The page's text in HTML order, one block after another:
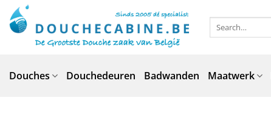
Skip
content
Search
Douches Douchedeuren Badwanden Maatwerk